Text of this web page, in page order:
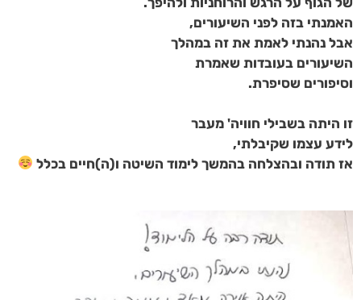
האמנתי בזה לפני השיעורים,
אבל נהנתי לאמת את זה במהלך
השיעורים בעובדות שאמרת
וסיפורים שסיפרת.
זו היתה בשבילי חוויה' מעבר
לידע עצמו שקיבלתי,
אז תודה ובהצלחה בהמשך לימוד השיטה ו(ה)חיים בכלל